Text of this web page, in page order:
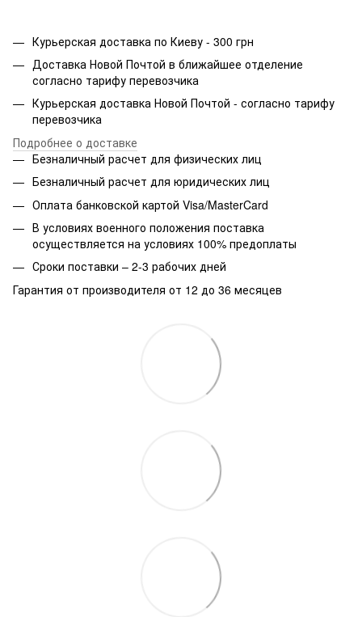
Курьерская доставка по Киеву - 300 грн
Доставка Новой Почтой в ближайшее отделение
согласно тарифу перевозчика
Курьерская доставка Новой Почтой - согласно тарифу
перевозчика
Подробнее о доставке
Безналичный расчет для физических лиц
Безналичный расчет для юридических лиц
Оплата банковской картой Visa/MasterCard
В условиях военного положения поставка
осуществляется на условиях 100% предоплаты
Сроки поставки – 2-3 рабочих дней
Гарантия от производителя от 12 до 36 месяцев